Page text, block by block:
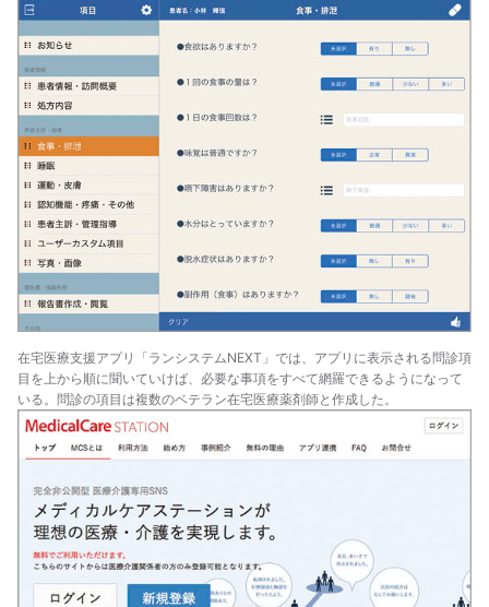
在宅医療支援アプリ「ランシステムNEXT」では、アプリに表示される問診項
目を上から順に聞いていけば、必要な事項をすべて網羅できるようになって
いる。問診の項目は複数のベテラン在宅医療薬剤師と作成した。